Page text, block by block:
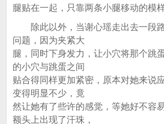
腿贴在一起，只靠两条小腿移动的模样
除此以外，当谢心瑶走出去一段
问题，因为夹紧大
腿，同时下身发力，让小穴将那个跳
的小穴与跳蛋之间
贴合得同样更加紧密，原本对她来说
变得明显不少，竟
然让她有了些许的感觉，等她好不容
额头上出现了汗珠，